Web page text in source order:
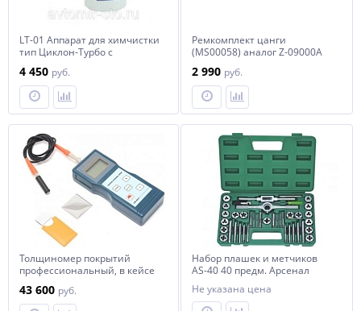
LT-01 Аппарат для химчистки
тип Циклон-Турбо с
4 450 руб.
Ремкомплект цанги
(MS00058) аналог Z-09000A
2 990 руб.
Толщиномер покрытий
профессиональный, в кейсе
43 600 руб.
Набор плашек и метчиков
AS-40 40 предм. Арсенал
Не указана цена